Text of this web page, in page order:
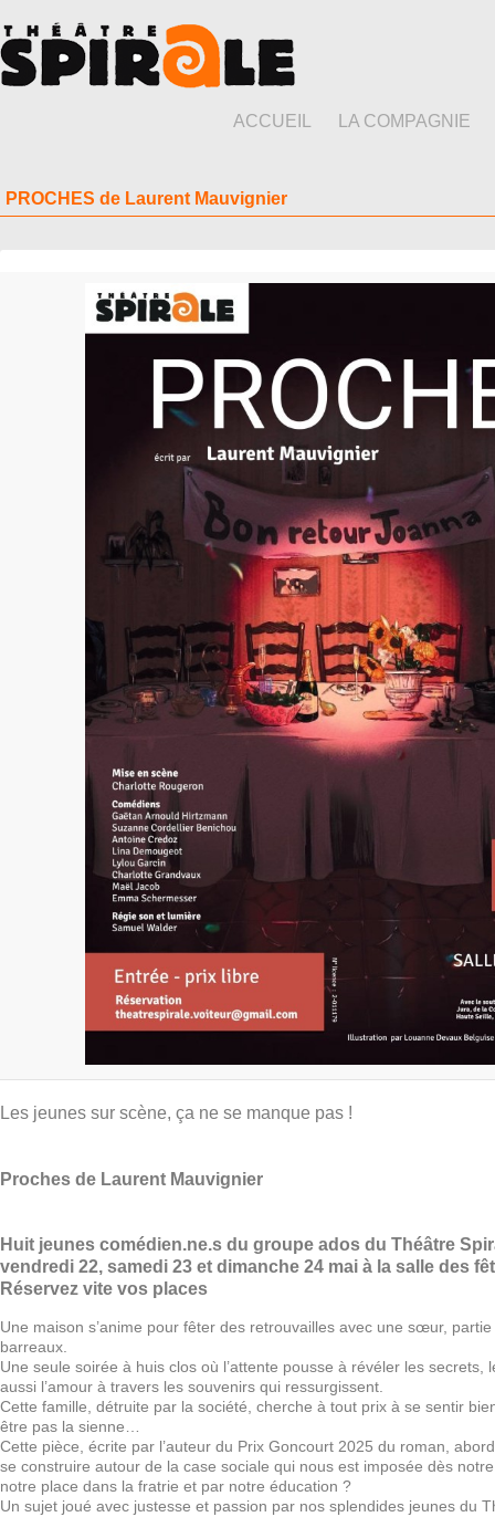
ACCUEIL LA COMPAGNIE
PROCHES de Laurent Mauvignier
Les jeunes sur scène, ça ne se manque pas !
Proches de Laurent Mauvignier
Huit jeunes comédien.ne.s du groupe ados du Théâtre
vendredi 22, samedi 23 et dimanche 24 mai à la salle des
Réservez vite vos places
Une maison s’anime pour fêter des retrouvailles avec une sœur,
barreaux.
Une seule soirée à huis clos où l’attente pousse à révéler les secrets,
aussi l’amour à travers les souvenirs qui ressurgissent.
Cette famille, détruite par la société, cherche à tout prix à se sentir
être pas la sienne…
Cette pièce, écrite par l’auteur du Prix Goncourt 2025 du roman,
se construire autour de la case sociale qui nous est imposée dès
notre place dans la fratrie et par notre éducation ?
Un sujet joué avec justesse et passion par nos splendides jeunes du